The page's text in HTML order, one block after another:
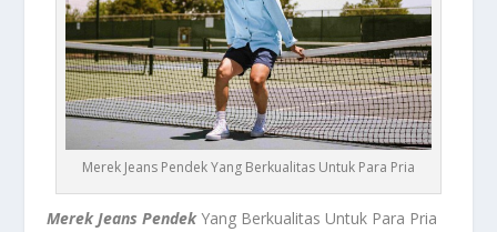
Merek Jeans Pendek Yang Berkualitas Untuk Para Pria
Merek Jeans PendekYang Berkualitas Untuk Para Pria